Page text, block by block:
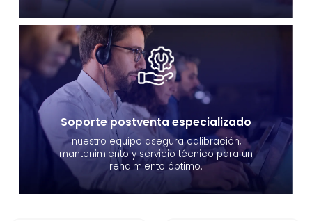
Soporte postventa especializado
nuestro equipo asegura calibración,
mantenimiento y servicio técnico para un
rendimiento óptimo.